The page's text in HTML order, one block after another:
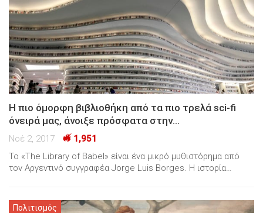
Η πιο όμορφη βιβλιοθήκη από τα πιο τρελά sci-fi
όνειρά μας, άνοιξε πρόσφατα στην…
Νοέ 2, 2017
1,951
Το «The Library of Babel» είναι ένα μικρό μυθιστόρημα από
τον Αργεντινό συγγραφέα Jorge Luis Borges. Η ιστορία…
Πολιτισμός